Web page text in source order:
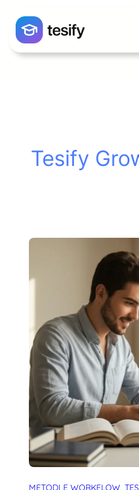
contenuto
Tesify
METODI E WORKFLOW,